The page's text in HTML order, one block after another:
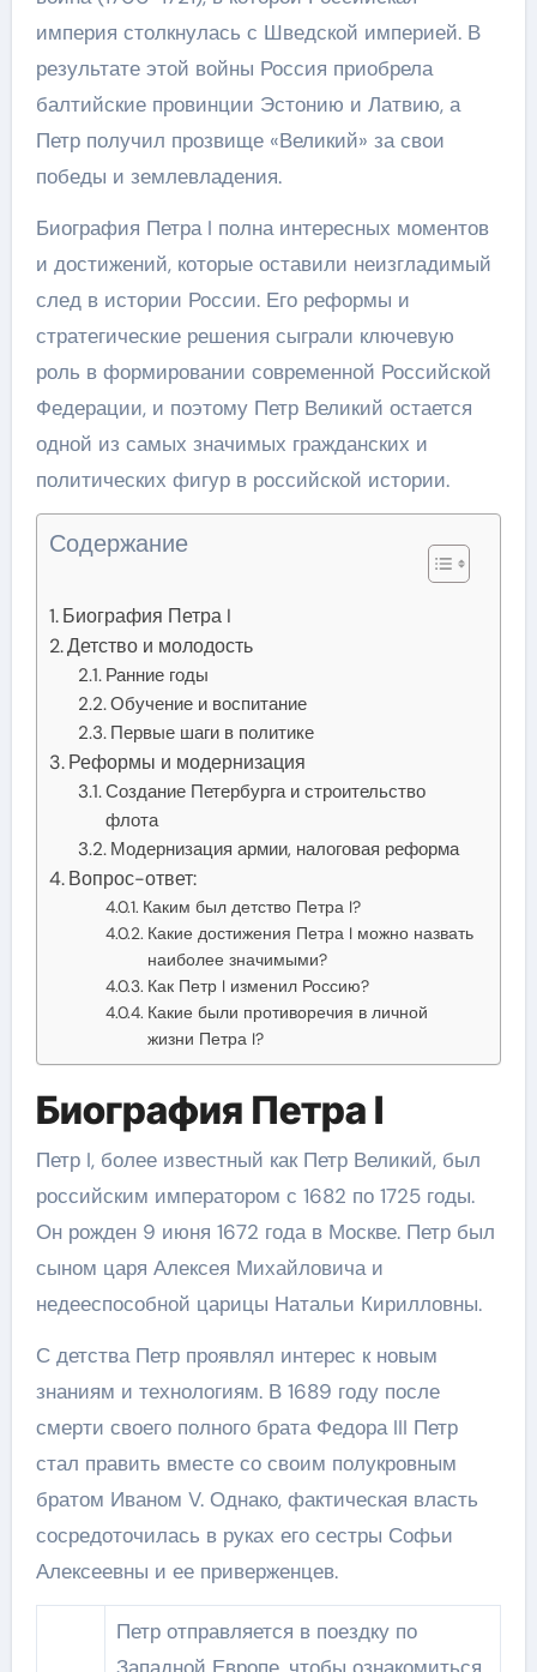
империя столкнулась с Шведской империей. В
результате этой войны Россия приобрела
балтийские провинции Эстонию и Латвию, а
Петр получил прозвище «Великий» за свои
победы и землевладения.
Биография Петра I полна интересных моментов
и достижений, которые оставили неизгладимый
след в истории России. Его реформы и
стратегические решения сыграли ключевую
роль в формировании современной Российской
Федерации, и поэтому Петр Великий остается
одной из самых значимых гражданских и
политических фигур в российской истории.
Содержание
Биография Петра I
Детство и молодость
Ранние годы
Обучение и воспитание
Первые шаги в политике
Реформы и модернизация
Создание Петербурга и строительство
флота
Модернизация армии, налоговая реформа
Вопрос-ответ:
Каким был детство Петра I?
Какие достижения Петра I можно назвать
наиболее значимыми?
Как Петр I изменил Россию?
Какие были противоречия в личной
жизни Петра I?
Биография Петра I
Петр I, более известный как Петр Великий, был
российским императором с 1682 по 1725 годы.
Он рожден 9 июня 1672 года в Москве. Петр был
сыном царя Алексея Михайловича и
недееспособной царицы Натальи Кирилловны.
С детства Петр проявлял интерес к новым
знаниям и технологиям. В 1689 году после
смерти своего полного брата Федора III Петр
стал править вместе со своим полукровным
братом Иваном V. Однако, фактическая власть
сосредоточилась в руках его сестры Софьи
Алексеевны и ее приверженцев.
Петр отправляется в поездку по